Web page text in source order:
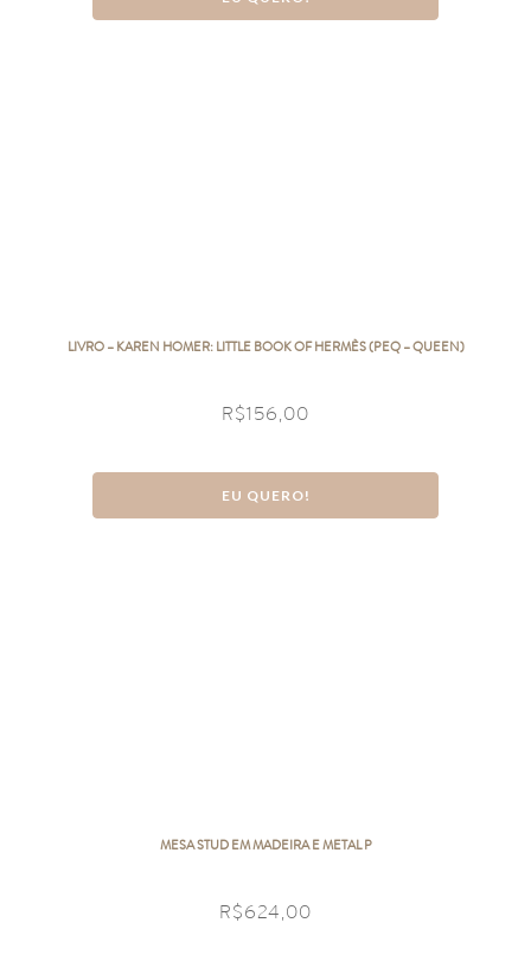
LIVRO – KAREN HOMER: LITTLE BOOK OF HERMÈS (PEQ – QUEEN)
R$156,00
EU QUERO!
MESA STUD EM MADEIRA E METAL P
R$624,00